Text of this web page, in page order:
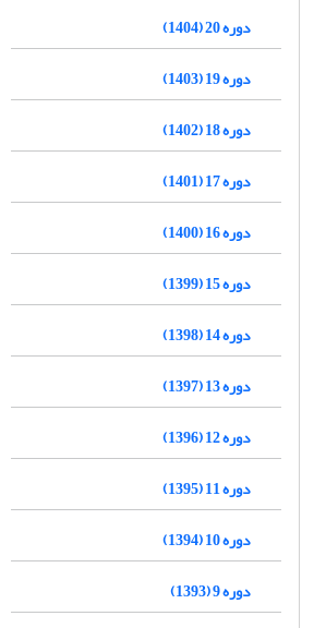
دوره 20 (1404)
دوره 19 (1403)
دوره 18 (1402)
دوره 17 (1401)
دوره 16 (1400)
دوره 15 (1399)
دوره 14 (1398)
دوره 13 (1397)
دوره 12 (1396)
دوره 11 (1395)
دوره 10 (1394)
دوره 9 (1393)